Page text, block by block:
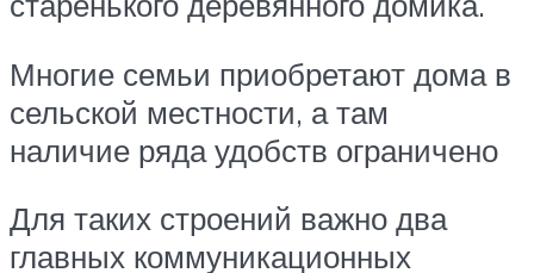
Многие семьи приобретают дома в
сельской местности, а там
наличие ряда удобств ограничено
Для таких строений важно два
главных коммуникационных